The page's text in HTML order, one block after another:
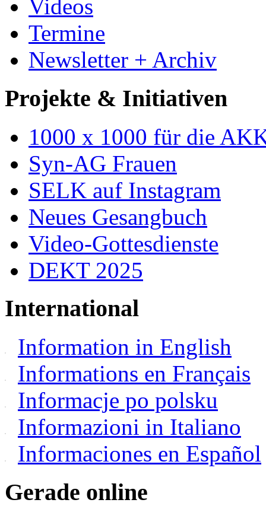
Videos
Termine
Newsletter + Archiv
Projekte & Initiativen
1000 x 1000 für die
Syn-AG Frauen
SELK auf Instagram
Neues Gesangbuch
Video-Gottesdienste
DEKT 2025
International
Information in English
Informations en Français
Informacje po polsku
Informazioni in Italiano
Informaciones en Español
Gerade online